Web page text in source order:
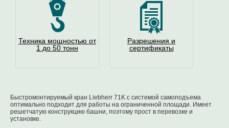
Техника мощностью от
1 до 50 тонн
Разрешения и
сертификаты
Быстромонтируемый кран Liebherr 71K с системой самоподъема
оптимально подходит для работы на ограниченной площади. Имеет
решетчатую конструкцию башни, поэтому прост в перевозке и
установке.